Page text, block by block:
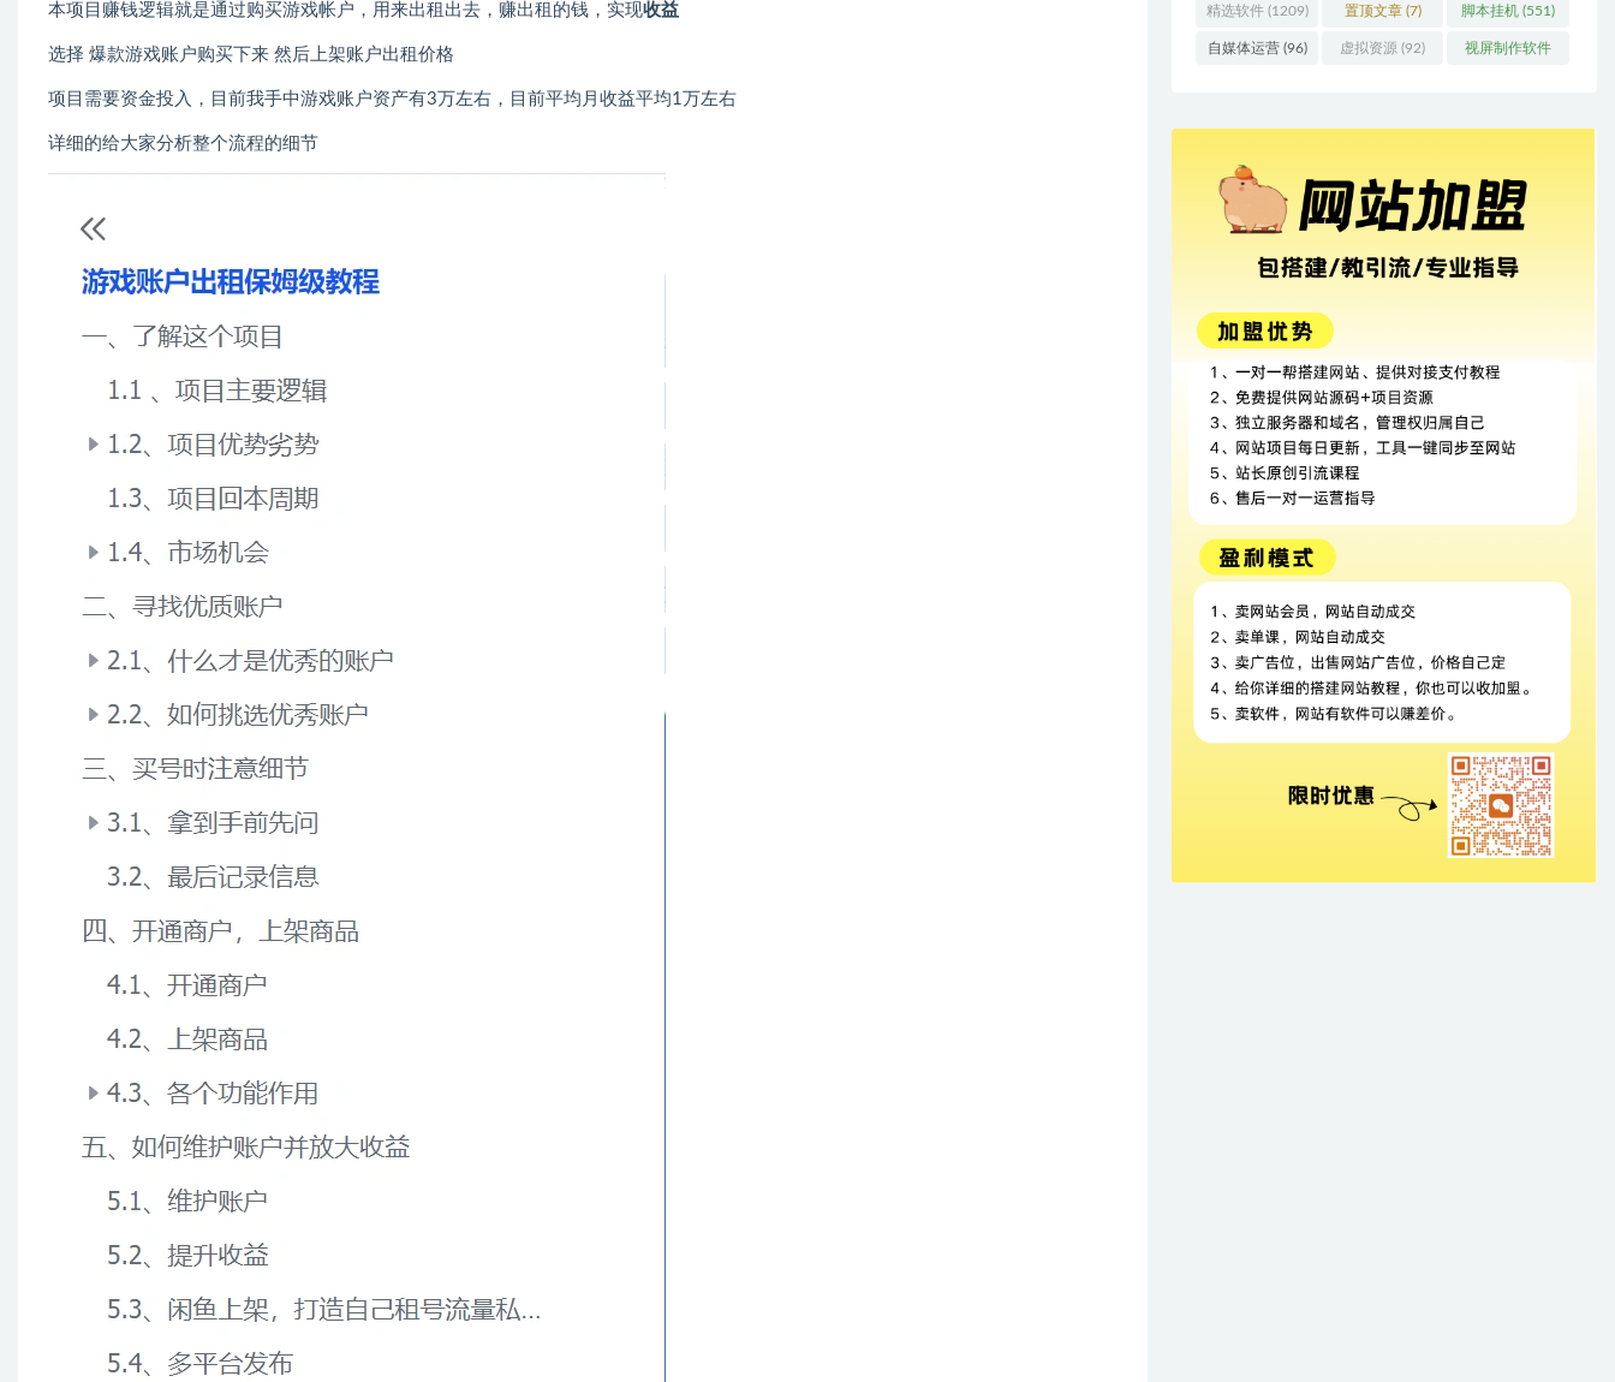
本项目赚钱逻辑就是通过购买游戏帐户，用来出租出去，赚出租的钱，实现收益
选择 爆款游戏账户购买下来 然后上架账户出租价格
项目需要资金投入，目前我手中游戏账户资产有3万左右，目前平均月收益平均1万左右
详细的给大家分析整个流程的细节
精选软件(1209) 置顶文章(7) 脚本挂机 (551)
自媒体运营(96) 虚拟资源 (92) 视屏制作软件